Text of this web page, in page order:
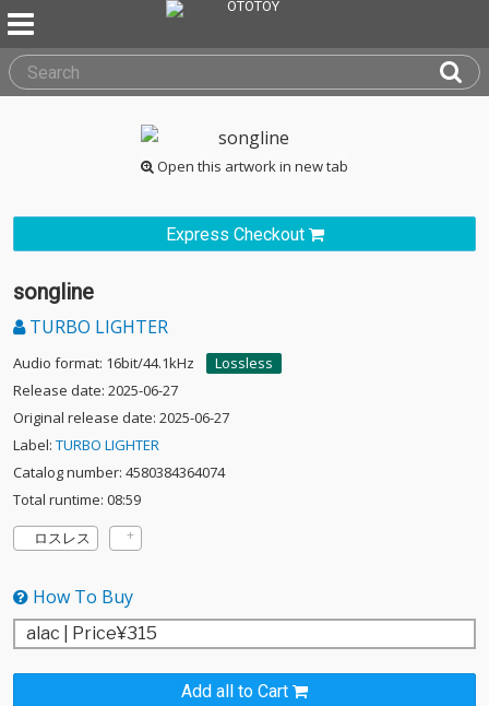
Open this artwork in new tab
Express Checkout
songline
TURBO LIGHTER
Audio format: 16bit/44.1kHz
Lossless
Release date: 2025-06-27
Original release date: 2025-06-27
Label: TURBO LIGHTER
Catalog number: 4580384364074
Total runtime: 08:59
ロスレス
How To Buy
Add all to Cart